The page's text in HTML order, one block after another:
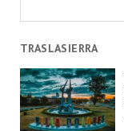
TRASLASIERRA